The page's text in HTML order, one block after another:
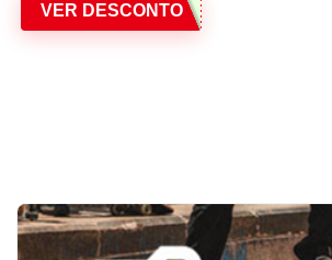
VER DESCONTO